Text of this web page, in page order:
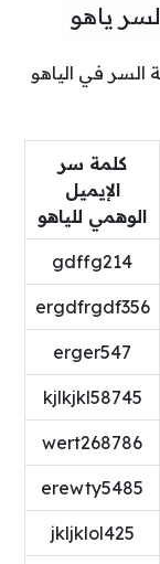
ياهو
في الياهو
كلمة سر
الإيميل
الوهمي للياهو
gdffg214
ergdfrgdf356
erger547
kjlkjkl58745
wert268786
erewty5485
jkljklol425